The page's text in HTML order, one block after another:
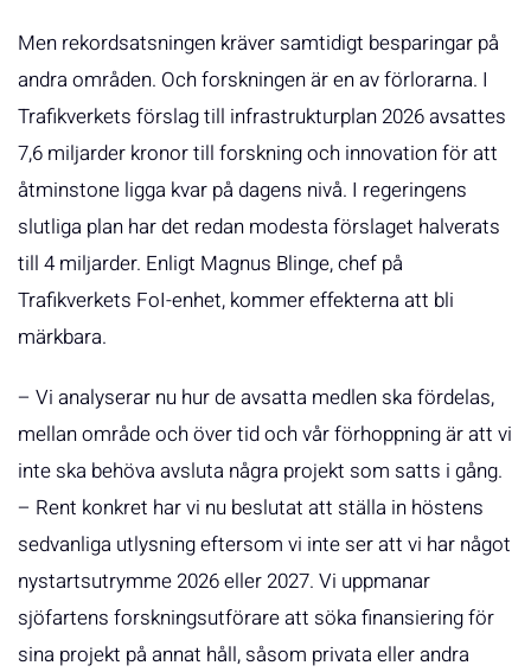
Men rekordsatsningen kräver samtidigt besparingar på
andra områden. Och forskningen är en av förlorarna. I
Trafikverkets förslag till infrastrukturplan 2026 avsattes
7,6 miljarder kronor till forskning och innovation för att
åtminstone ligga kvar på dagens nivå. I regeringens
slutliga plan har det redan modesta förslaget halverats
till 4 miljarder. Enligt Magnus Blinge, chef på
Trafikverkets FoI-enhet, kommer effekterna att bli
märkbara.
– Vi analyserar nu hur de avsatta medlen ska fördelas,
mellan område och över tid och vår förhoppning är att vi
inte ska behöva avsluta några projekt som satts i gång.
– Rent konkret har vi nu beslutat att ställa in höstens
sedvanliga utlysning eftersom vi inte ser att vi har något
nystartsutrymme 2026 eller 2027. Vi uppmanar
sjöfartens forskningsutförare att söka finansiering för
sina projekt på annat håll, såsom privata eller andra